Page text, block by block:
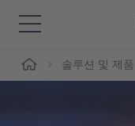
솔루션 및 제품
솔루션 및 제품